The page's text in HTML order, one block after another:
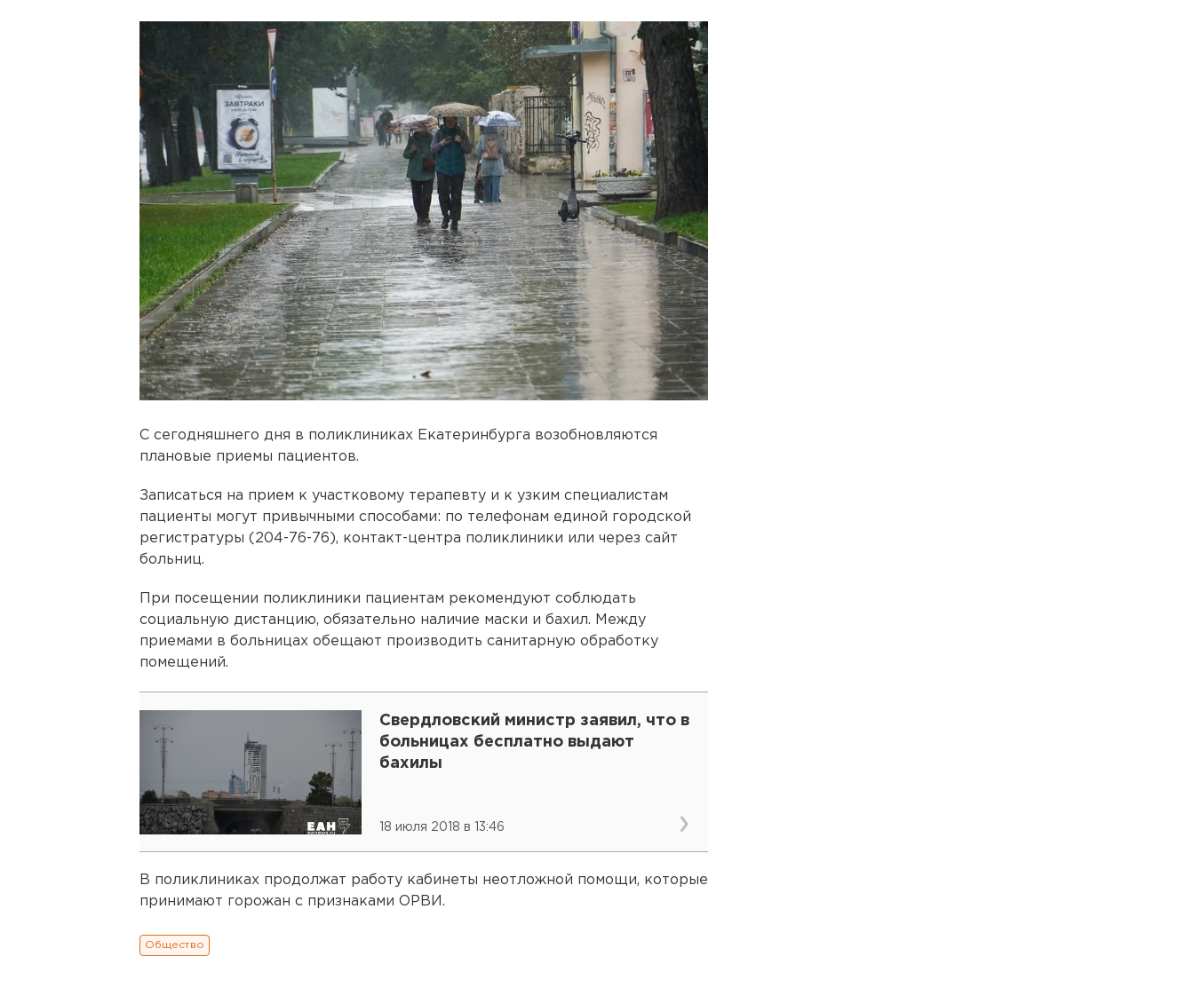
С сегодняшнего дня в поликлиниках Екатеринбурга возобновляются
плановые приемы пациентов.
Записаться на прием к участковому терапевту и к узким специалистам
пациенты могут привычными способами: по телефонам единой городской
регистратуры (204-76-76), контакт-центра поликлиники или через сайт
больниц.
При посещении поликлиники пациентам рекомендуют соблюдать
социальную дистанцию, обязательно наличие маски и бахил. Между
приемами в больницах обещают производить санитарную обработку
помещений.
Свердловский министр заявил, что в
больницах бесплатно выдают
бахилы
18 июля 2018 в 13:46
В поликлиниках продолжат работу кабинеты неотложной помощи, которые
принимают горожан с признаками ОРВИ.
Общество